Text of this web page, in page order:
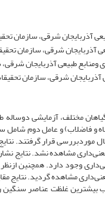
شرقی، سازمان
شرقی، سازمان
طبیعی آذربایجان شرقی،
شرقی، سازمان
فاضلاب) و عامل دوم شامل
تیمار در سه تکرار طی دو سال
مشاهده نشد. نتایج
وجود دارد. همچنین
مشاهده گردید. نتایج
بیشترین غلظت عناصر